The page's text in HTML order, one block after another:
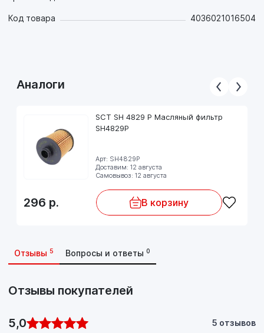
Код товара 4036021016504
Аналоги
SCT SH 4829 P Масляный фильтр
SH4829P
Арт: SH4829P
Доставим: 12 августа
Самовывоз: 12 августа
296 р. В корзину
Отзывы 5 Вопросы и ответы 0
Отзывы покупателей
5,0 5 отзывов